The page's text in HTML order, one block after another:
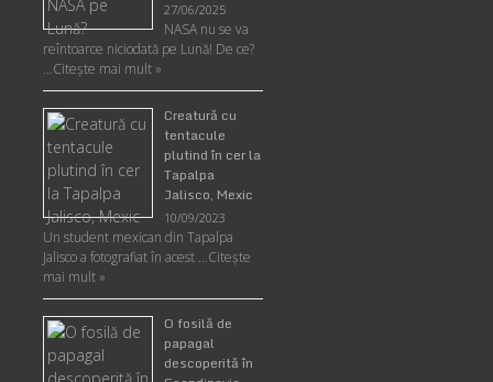
27/06/2025
NASA nu se va
reîntoarce niciodată pe Lună! De ce?
…Citește mai mult »
Creatură cu
tentacule
plutind în cer la
Tapalpa
Jalisco, Mexic
10/09/2023
Un student mexican din Tapalpa
Jalisco a fotografiat în acest …Citește
mai mult »
O fosilă de
papagal
descoperită în